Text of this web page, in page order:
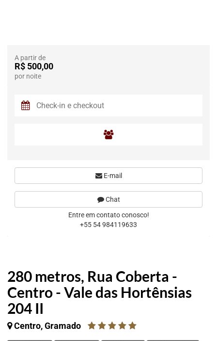
280 metros, Rua Coberta -
Centro - Vale das Hortênsias
204 II
Centro, Gramado
A partir de
R$ 500,00
por noite
E-mail
Chat
Entre em contato conosco!
+55 54 984119633